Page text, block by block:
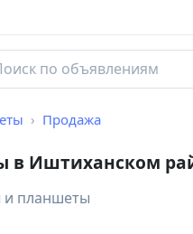
Продажа
в Иштиханском
и планшеты